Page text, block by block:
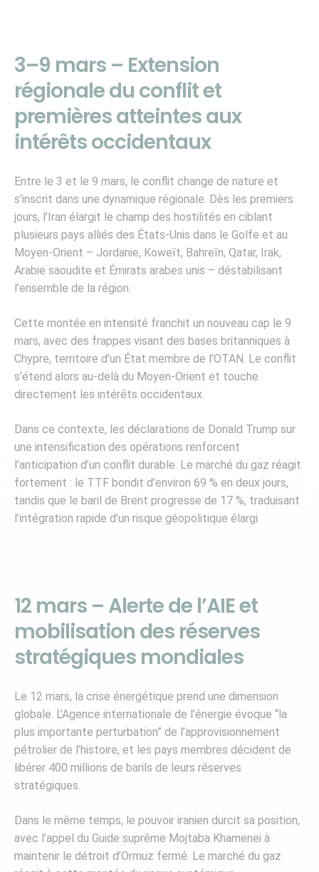
3–9 mars – Extension
régionale du conflit et
premières atteintes aux
intérêts occidentaux
Entre le 3 et le 9 mars, le conflit change de nature et
s’inscrit dans une dynamique régionale. Dès les premiers
jours, l’Iran élargit le champ des hostilités en ciblant
plusieurs pays alliés des États-Unis dans le Golfe et au
Moyen-Orient – Jordanie, Koweït, Bahreïn, Qatar, Irak,
Arabie saoudite et Émirats arabes unis – déstabilisant
l’ensemble de la région.
Cette montée en intensité franchit un nouveau cap le 9
mars, avec des frappes visant des bases britanniques à
Chypre, territoire d’un État membre de l’OTAN. Le conflit
s’étend alors au-delà du Moyen-Orient et touche
directement les intérêts occidentaux.
Dans ce contexte, les déclarations de Donald Trump sur
une intensification des opérations renforcent
l’anticipation d’un conflit durable. Le marché du gaz réagit
fortement : le TTF bondit d’environ 69 % en deux jours,
tandis que le baril de Brent progresse de 17 %, traduisant
l’intégration rapide d’un risque géopolitique élargi.
12 mars – Alerte de l’AIE et
mobilisation des réserves
stratégiques mondiales
Le 12 mars, la crise énergétique prend une dimension
globale. L’Agence internationale de l’énergie évoque “la
plus importante perturbation” de l’approvisionnement
pétrolier de l’histoire, et les pays membres décident de
libérer 400 millions de barils de leurs réserves
stratégiques.
Dans le même temps, le pouvoir iranien durcit sa position,
avec l’appel du Guide suprême Mojtaba Khamenei à
maintenir le détroit d’Ormuz fermé. Le marché du gaz